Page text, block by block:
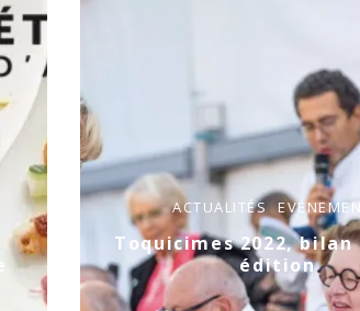
ACTUALITÉS
Toquicimes 2022, bilan
édition